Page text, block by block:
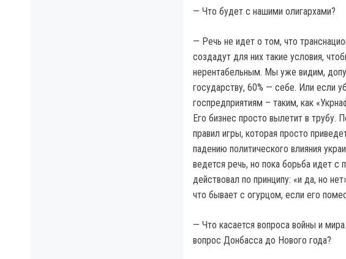
— Что будет с нашими олигархами?
— Речь не идет о том, что
создадут для них такие условия,
нерентабельным. Мы уже видим,
государству, 60% — себе. Или если
госпредприятиям – таким, как
Его бизнес просто вылетит в трубу.
правил игры, которая просто
падению политического влияния
ведется речь, но пока борьба идет
действовал по принципу: «и да, но
что бывает с огурцом, если его
— Что касается вопроса войны и
вопрос Донбасса до Нового года?